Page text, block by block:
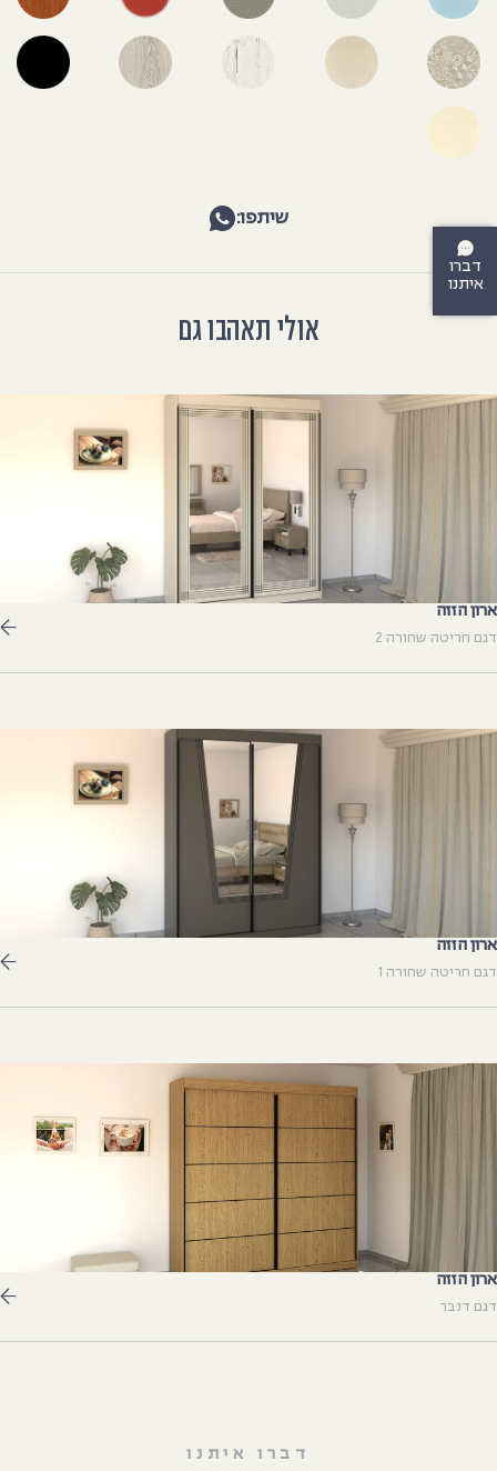
שיתפו:
אולי תאהבו גם
ארון הזזה
דגם חריטה שחורה 2
ארון הזזה
דגם חריטה שחורה 1
ארון הזזה
דגם דנבר
דברו איתנו
דברו
איתנו